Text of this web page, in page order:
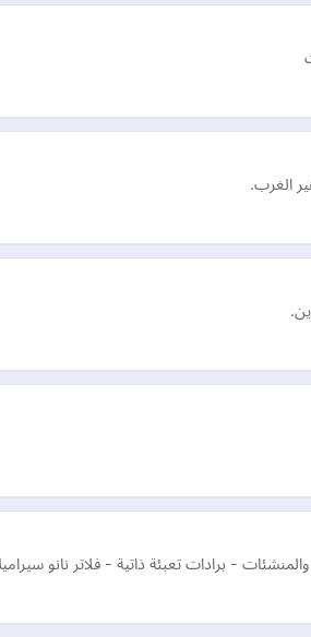
الغرب.
- برادات تعبئة ذاتية - فلاتر نانو سيراميك